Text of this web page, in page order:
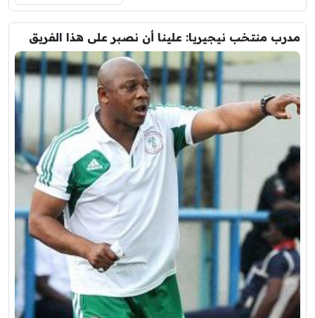
مدرب منتخب نيجيريا: علينا أن نصبر على هذا الفريق